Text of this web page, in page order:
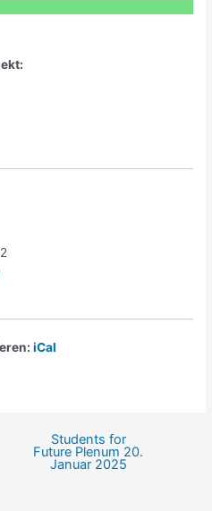
iCal
Students for
Future Plenum 20.
Januar 2025